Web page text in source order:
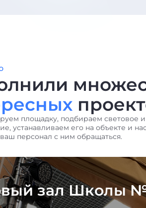
площадку, подбираем световое и
устанавливаем его на объекте и
персонал с ним обращаться.
зал Школы